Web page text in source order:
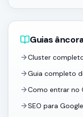
Guias
Cluster
Guia completo
Como entrar no
SEO para